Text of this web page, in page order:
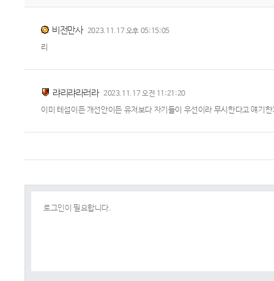
비전만사 2023.11.17 오후 05:15:05
리
랴리랴라러라 2023.11.17 오전 11:21:20
이미 테섭이든 개선안이든 유저보다 자기들이 우선이라 무시한다고 얘기